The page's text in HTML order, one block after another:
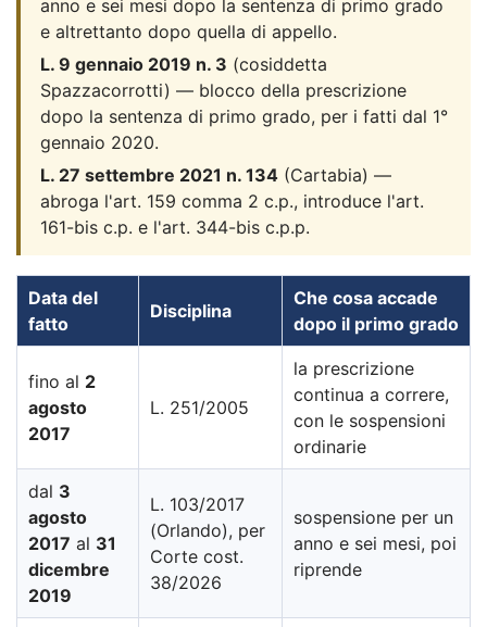
anno e sei mesi dopo la sentenza di primo grado
e altrettanto dopo quella di appello.
L. 9 gennaio 2019 n. 3 (cosiddetta
Spazzacorrotti) — blocco della prescrizione
dopo la sentenza di primo grado, per i fatti dal 1°
gennaio 2020.
L. 27 settembre 2021 n. 134 (Cartabia) —
abroga l'art. 159 comma 2 c.p., introduce l'art.
161-bis c.p. e l'art. 344-bis c.p.p.
Data del
fatto
Disciplina
Che cosa accade
dopo il primo grado
fino al 2
agosto
2017
L. 251/2005
la prescrizione
continua a correre,
con le sospensioni
ordinarie
dal 3
agosto
2017 al 31
dicembre
2019
L. 103/2017
(Orlando), per
Corte cost.
38/2026
sospensione per un
anno e sei mesi, poi
riprende